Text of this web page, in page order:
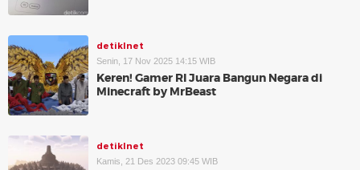
detikInet
Senin, 17 Nov 2025 14:15 WIB
Keren! Gamer RI Juara Bangun Negara di
Minecraft by MrBeast
detikInet
Kamis, 21 Des 2023 09:45 WIB